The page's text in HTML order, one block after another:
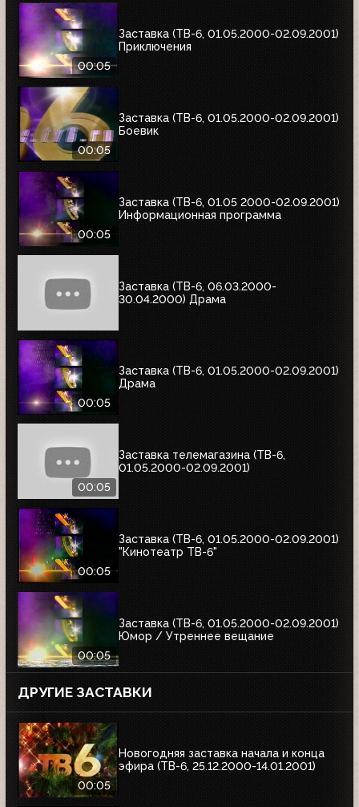
00:05
Заставка (ТВ-6, 01.05.2000-02.09.2001)
Приключения
00:05
Заставка (ТВ-6, 01.05.2000-02.09.2001)
Боевик
00:05
Заставка (ТВ-6, 01.05 2000-02.09.2001)
Информационная программа
Заставка (ТВ-6, 06.03.2000-
30.04.2000) Драма
00:05
Заставка (ТВ-6, 01.05.2000-02.09.2001)
Драма
00:05
Заставка телемагазина (ТВ-6,
01.05.2000-02.09.2001)
00:05
Заставка (ТВ-6, 01.05.2000-02.09.2001)
"Кинотеатр ТВ-6"
00:05
Заставка (ТВ-6, 01.05.2000-02.09.2001)
Юмор / Утреннее вещание
ДРУГИЕ ЗАСТАВКИ
00:05
Новогодняя заставка начала и конца
эфира (ТВ-6, 25.12.2000-14.01.2001)